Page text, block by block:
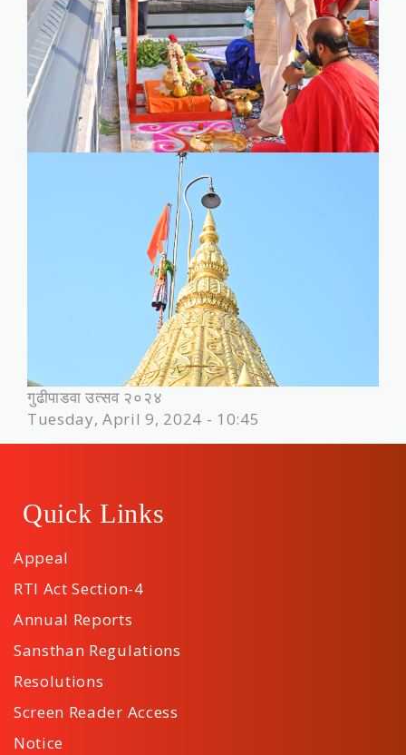
गुढीपाडवा उत्‍सव २०२४
Tuesday, April 9, 2024 - 10:45
Quick Links
Appeal
RTI Act Section-4
Annual Reports
Sansthan Regulations
Resolutions
Screen Reader Access
Notice